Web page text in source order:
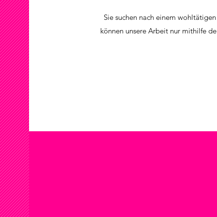
Sie suchen nach einem
können unsere Arbeit nur mithilfe